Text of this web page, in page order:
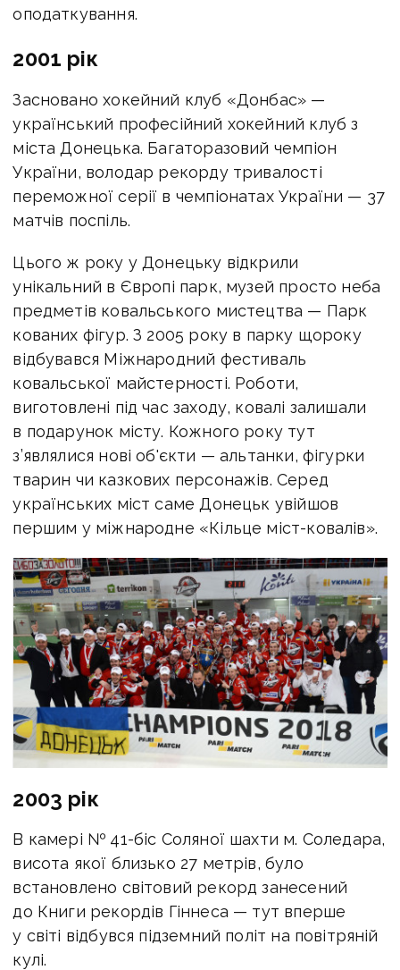
оподаткування.
2001 рік
Засновано хокейний клуб «Донбас» —
український професійний хокейний клуб з
міста Донецька. Багаторазовий чемпіон
України, володар рекорду тривалості
переможної серії в чемпіонатах України — 37
матчів поспіль.
Цього ж року у Донецьку відкрили
унікальний в Європі парк, музей просто неба
предметів ковальського мистецтва — Парк
кованих фігур. З 2005 року в парку щороку
відбувався Міжнародний фестиваль
ковальської майстерності. Роботи,
виготовлені під час заходу, ковалі залишали
в подарунок місту. Кожного року тут
з’являлися нові об'єкти — альтанки, фігурки
тварин чи казкових персонажів. Серед
українських міст саме Донецьк увійшов
першим у міжнародне «Кільце міст-ковалів».
2003 рік
В камері № 41-біс Соляної шахти м. Соледара,
висота якої близько 27 метрів, було
встановлено світовий рекорд занесений
до Книги рекордів Гіннеса — тут вперше
у світі відбувся підземний політ на повітряній
кулі.